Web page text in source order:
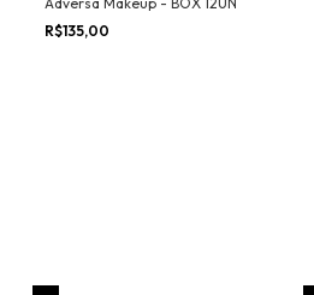
R$135,00